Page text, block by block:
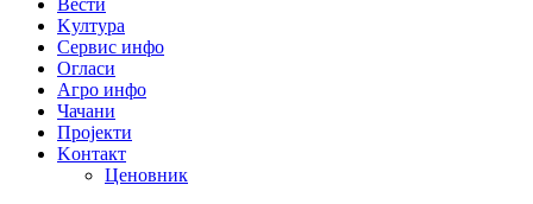
Вести
Kултура
Сервис инфо
Огласи
Агро инфо
Чачани
Пројекти
Kонтакт
Ценовник